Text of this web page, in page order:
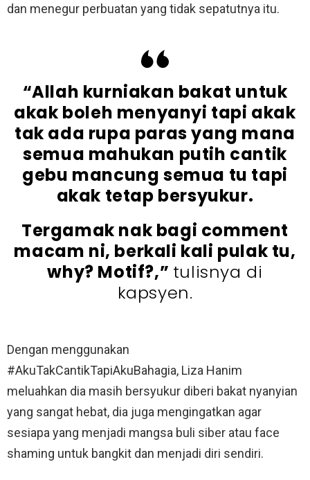
dan menegur perbuatan yang tidak sepatutnya itu.
“Allah kurniakan bakat untuk
akak boleh menyanyi tapi akak
tak ada rupa paras yang mana
semua mahukan putih cantik
gebu mancung semua tu tapi
akak tetap bersyukur.
Tergamak nak bagi comment
macam ni, berkali kali pulak tu,
why? Motif?,” tulisnya di
kapsyen.
Dengan menggunakan
#AkuTakCantikTapiAkuBahagia, Liza Hanim
meluahkan dia masih bersyukur diberi bakat nyanyian
yang sangat hebat, dia juga mengingatkan agar
sesiapa yang menjadi mangsa buli siber atau face
shaming untuk bangkit dan menjadi diri sendiri.